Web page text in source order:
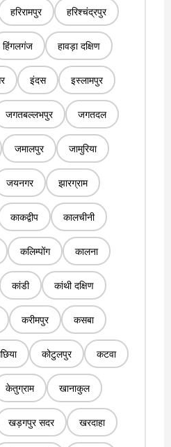
हरिरामपुर हरिश्चंद्रपुर
हिंगलगंज हावड़ा दक्षिण
इंदस इस्लामपुर
जगतबल्लभपुर जगतदल
जमालपुर जामुरिया
जयनगर झारग्राम
काकद्वीप कालचीनी
कलिम्पोंग कालना
कांडी कांथी दक्षिण
करीमपुर कसबा
कोटुलपुर कटवा
केतुग्राम खानाकुल
खड़गपुर सदर खरदाहा